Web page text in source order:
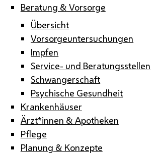
Beratung & Vorsorge
Übersicht
Vorsorgeuntersuchungen
Impfen
Service- und Beratungsstellen
Schwangerschaft
Psychische Gesundheit
Krankenhäuser
Ärzt*innen & Apotheken
Pflege
Planung & Konzepte